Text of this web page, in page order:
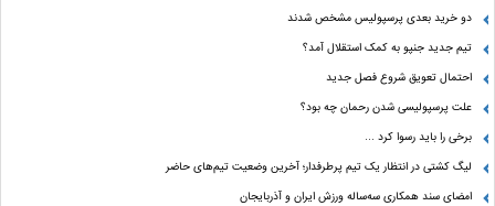
دو خرید بعدی پرسپولیس مشخص شدند
تیم جدید جنپو به کمک استقلال آمد؟
احتمال تعویق شروع فصل جدید
علت پرسپولیسی شدن رحمان چه بود؟
برخی را باید رسوا کرد …
لیگ کشتی در انتظار یک تیم پرطرفدار؛ آخرین وضعیت تیم‌های حاضر
امضای سند همکاری سه‌ساله ورزش ایران و آذربایجان